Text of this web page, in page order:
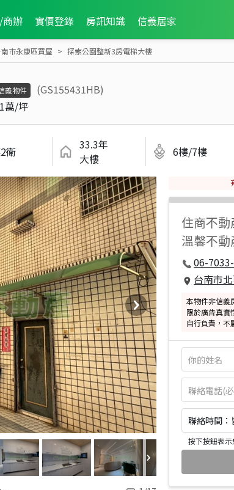
辦 實價登錄 房訊知識 信義居家
南市永康區買屋 探索公園整新3房電梯大樓
義物件
(GS155431HB)
萬/坪
衛
33.3年
大樓
6樓/7樓
住商不動
溫馨不
06-
台南市
本物件非信義
限於廣告真實
自行負責，不
聯絡時間
按下按鈕表